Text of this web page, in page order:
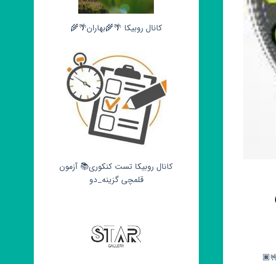
کانال روبیکا 🌴🌾بهاران🌴🌾
کانال روبیکا تست کنکوری📚 آزمون
قلمچی‌‌ گزینه_دو